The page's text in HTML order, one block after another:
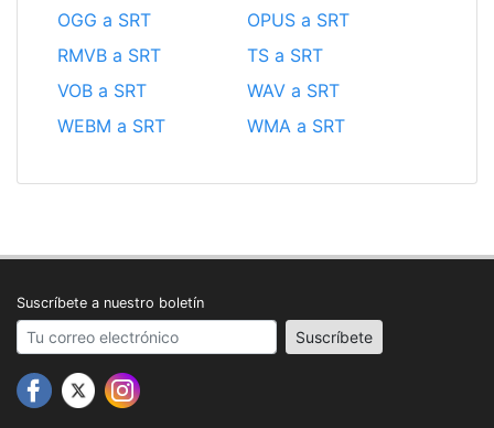
OGG a SRT
OPUS a SRT
RMVB a SRT
TS a SRT
VOB a SRT
WAV a SRT
WEBM a SRT
WMA a SRT
Suscríbete a nuestro boletín
Your email address Suscríbete